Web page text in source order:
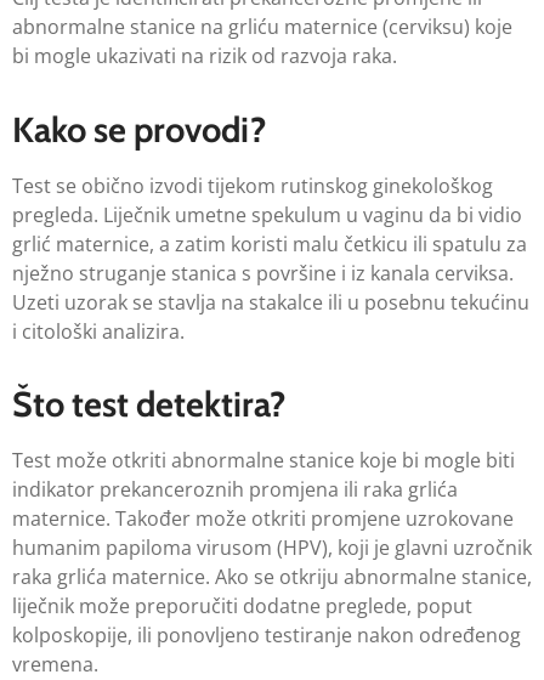
abnormalne stanice na grliću maternice (cerviksu) koje
bi mogle ukazivati na rizik od razvoja raka.
Kako se provodi?
Test se obično izvodi tijekom rutinskog ginekološkog
pregleda. Liječnik umetne spekulum u vaginu da bi vidio
grlić maternice, a zatim koristi malu četkicu ili spatulu za
nježno struganje stanica s površine i iz kanala cerviksa.
Uzeti uzorak se stavlja na stakalce ili u posebnu tekućinu
i citološki analizira.
Što test detektira?
Test može otkriti abnormalne stanice koje bi mogle biti
indikator prekanceroznih promjena ili raka grlića
maternice. Također može otkriti promjene uzrokovane
humanim papiloma virusom (HPV), koji je glavni uzročnik
raka grlića maternice. Ako se otkriju abnormalne stanice,
liječnik može preporučiti dodatne preglede, poput
kolposkopije, ili ponovljeno testiranje nakon određenog
vremena.